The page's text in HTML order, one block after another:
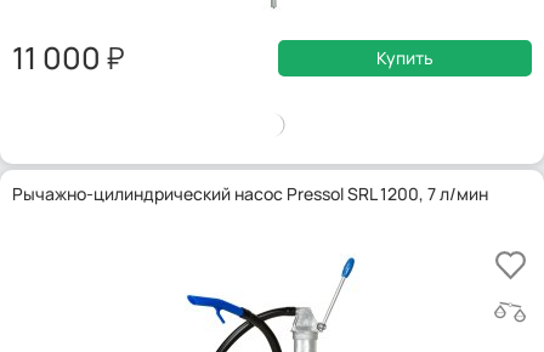
11 000 Купить
Рычажно-цилиндрический насос Pressol SRL 1200, 7 л/мин